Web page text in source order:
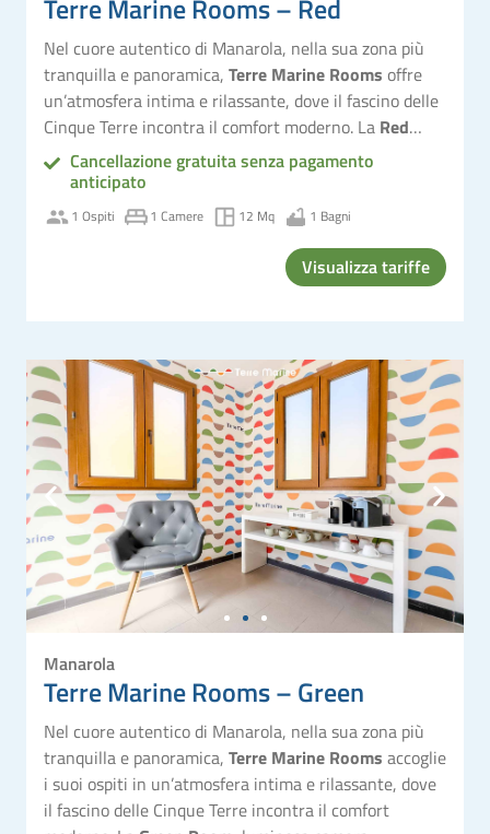
Terre Marine Rooms – Red
Nel cuore autentico di Manarola, nella sua zona più
tranquilla e panoramica, Terre Marine Rooms offre
un’atmosfera intima e rilassante, dove il fascino delle
Cinque Terre incontra il comfort moderno. La Red
Room, unica camera singola della struttura, dispone
di un comodo letto alla francese, bagno privato, Wi-Fi
gratuito e tutti i comfort essenziali. Recentemente
ristrutturata, è ideale per chi viaggia da solo e vuole
Cancellazione gratuita senza pagamento
anticipato
1 Ospiti 1 Camere 12 Mq 1 Bagni
Visualizza tariffe
Manarola
Terre Marine Rooms – Green
Nel cuore autentico di Manarola, nella sua zona più
tranquilla e panoramica, Terre Marine Rooms accoglie
i suoi ospiti in un’atmosfera intima e rilassante, dove
il fascino delle Cinque Terre incontra il comfort